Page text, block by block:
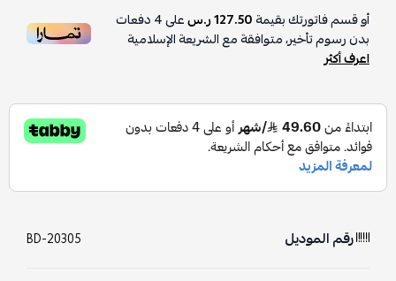
أو قسم فاتورتك بقيمة127.50 ر.س على4دفعات
بدون رسوم تأخير، متوافقة مع الشريعة الإسلامية
اعرف أكثر
رقم الموديل BD-20305